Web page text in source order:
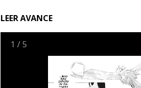
LEER AVANCE
1 / 5